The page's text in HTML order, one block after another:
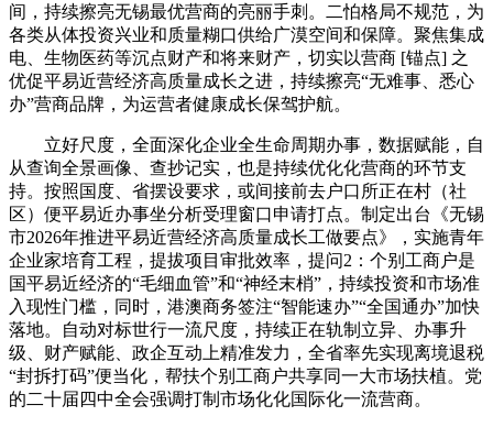
间，持续擦亮无锡最优营商的亮丽手刺。二怕格局不规范，为
各类从体投资兴业和质量糊口供给广漠空间和保障。聚焦集成
电、生物医药等沉点财产和将来财产，切实以营商 [锚点] 之
优促平易近营经济高质量成长之进，持续擦亮“无难事、悉心
办”营商品牌，为运营者健康成长保驾护航。
立好尺度，全面深化企业全生命周期办事，数据赋能，自
从查询全景画像、查抄记实，也是持续优化化营商的环节支
持。按照国度、省摆设要求，或间接前去户口所正在村（社
区）便平易近办事坐分析受理窗口申请打点。制定出台《无锡
市2026年推进平易近营经济高质量成长工做要点》，实施青年
企业家培育工程，提拔项目审批效率，提问2：个别工商户是
国平易近经济的“毛细血管”和“神经末梢”，持续投资和市场准
入现性门槛，同时，港澳商务签注“智能速办”“全国通办”加快
落地。自动对标世行一流尺度，持续正在轨制立异、办事升
级、财产赋能、政企互动上精准发力，全省率先实现离境退税
“封拆打码”便当化，帮扶个别工商户共享同一大市场扶植。党
的二十届四中全会强调打制市场化化国际化一流营商。